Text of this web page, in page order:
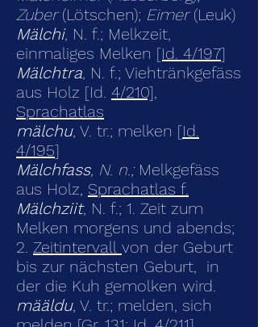
Zuber(Lötschen); Eimer(Leuk)
Mälchi, N. f.; Melkzeit,
einmaliges Melken [Id. 4/197]
Mälchtra, N. f.; Viehtränkgefäss
aus Holz [Id. 4/210],
Sprachatlas
mälchu, V. tr.; melken [Id.
4/195]
Mälchfass, N. n.; Melkgefäss
aus Holz, Sprachatlas f.
Mälchziit, N. f.; 1. Zeit zum
Melken morgens und abends;
2. Zeitintervall von der Geburt
bis zur nächsten Geburt, in
der die Kuh gemolken wird.
määldu, V. tr.; melden, sich